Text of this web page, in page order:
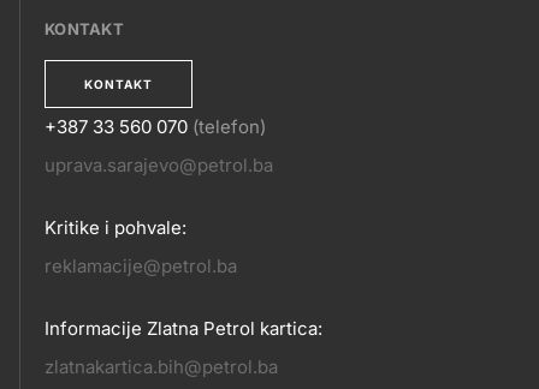
KONTAKT
KONTAKT
KONTAKT
+387 33 560 070 (telefon)
uprava.sarajevo@petrol.ba
Kritike i pohvale:
reklamacije@petrol.ba
Informacije Zlatna Petrol kartica:
zlatnakartica.bih@petrol.ba